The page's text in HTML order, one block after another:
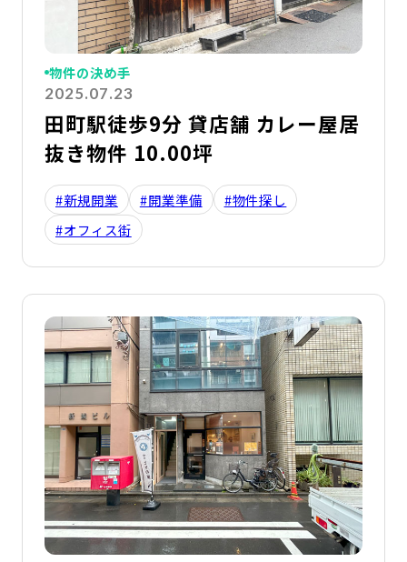
2025.07.23
物件の決め手
田町駅徒歩9分 貸店舗 カレー屋居
抜き物件 10.00坪
#新規開業 #開業準備
#物件探し
#オフィス街